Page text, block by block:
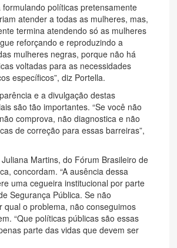
formulando políticas pretensamente
atender a todas as mulheres, mas,
termina atendendo só as mulheres
reforçando e reproduzindo a
mulheres negras, porque não há
voltadas para as necessidades
específicos”, diz Portella.
e a divulgação destas
são tão importantes. “Se você não
comprova, não diagnostica e não
de correção para essas barreiras”,
Martins, do Fórum Brasileiro de
concordam. “A ausência dessa
uma cegueira institucional por parte
Segurança Pública. Se não
qual o problema, não conseguimos
“Que políticas públicas são essas
parte das vidas que devem ser